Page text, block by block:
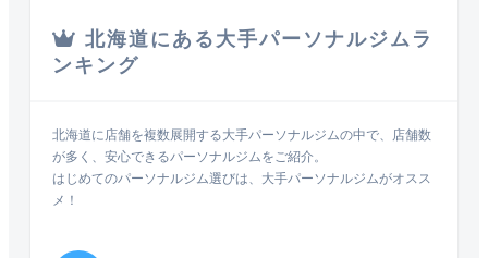
北海道にある大手パーソナルジムラ
ンキング
北海道に店舗を複数展開する大手パーソナルジムの中で、店舗数
が多く、安心できるパーソナルジムをご紹介。
はじめてのパーソナルジム選びは、大手パーソナルジムがオスス
メ！